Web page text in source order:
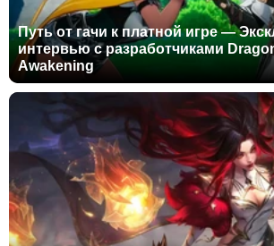
Путь от гачи к платной игре —
интервью с разработчиками
Awakening